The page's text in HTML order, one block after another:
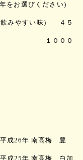
をお選びください)
みやすい味)
４５
１０００
成26年 南高梅 豊
成25年 南高梅 白加